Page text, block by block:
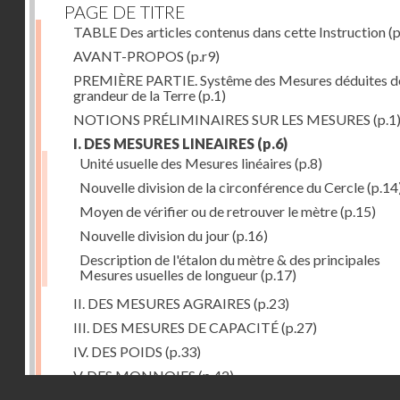
PAGE DE TITRE
TABLE Des articles contenus dans cette Instruction
AVANT-PROPOS (p.r9)
PREMIÈRE PARTIE. Systême des Mesures déduites
grandeur de la Terre(p.1)
NOTIONS PRÉLIMINAIRES SUR LES MESURES (p.1)
I. DES MESURES LINEAIRES (p.6)
Unité usuelle des Mesures linéaires (p.8)
Nouvelle division de la circonférence du Cercle
Moyen de vérifier ou de retrouver le mètre(p.15)
Nouvelle division du jour(p.16)
Description de l'étalon du mètre & des principales
Mesures usuelles de longueur(p.17)
II. DES MESURES AGRAIRES (p.23)
III. DES MESURES DE CAPACITÉ(p.27)
IV. DES POIDS (p.33)
V. DES MONNOIES(p.42)